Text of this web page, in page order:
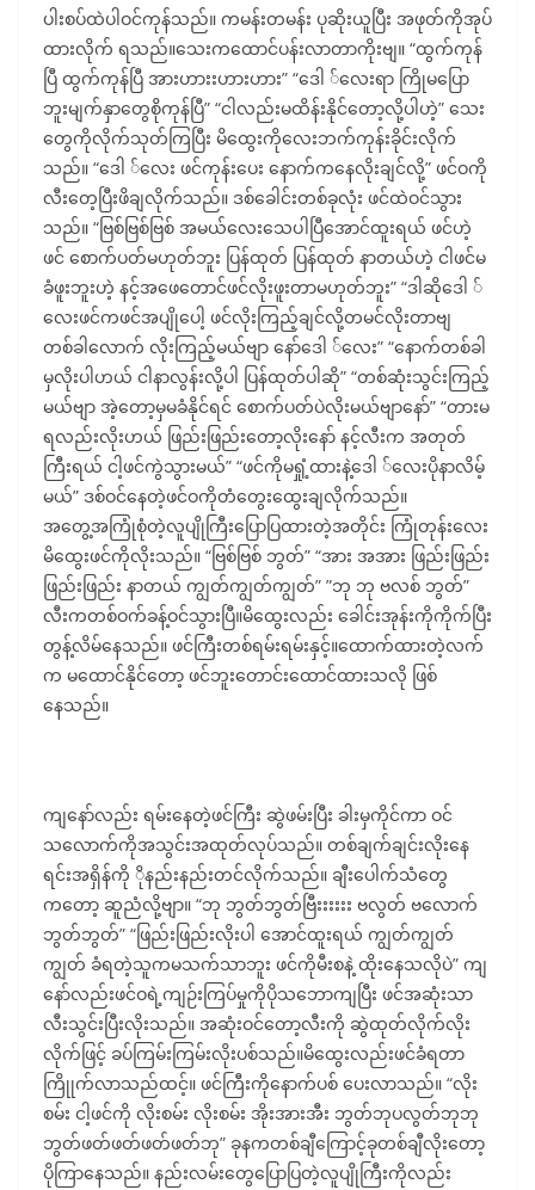
ပါးစပ်ထဲပါဝင်ကုန်သည်။ ကမန်းတမန်း ပုဆိုးယူပြီး အဖုတ်ကိုအုပ်
ထားလိုက် ရသည်။သေးကထောင်ပန်းလာတာကိုးဗျ။ “ထွက်ကုန်
ပြီ ထွက်ကုန်ပြီ အားဟားးဟားဟား” “ဒေါ ်လေးရာ ကြိုမပြော
ဘူးမျက်နှာတွေစိုကုန်ပြီ” “ငါလည်းမထိန်းနိုင်တော့လို့ပါဟဲ့” သေး
တွေကိုလိုက်သုတ်ကြပြီး မိထွေးကိုလေးဘက်ကုန်းခိုင်းလိုက်
သည်။ “ဒေါ ်လေး ဖင်ကုန်းပေး နောက်ကနေလိုးချင်လို့” ဖင်ဝကို
လီးတေ့ပြီးဖိချလိုက်သည်။ ဒစ်ခေါင်းတစ်ခုလုံး ဖင်ထဲဝင်သွား
သည်။ “ဗြစ်ဗြစ်ဗြစ် အမယ်လေးသေပါပြီအောင်ထူးရယ် ဖင်ဟဲ့
ဖင် စောက်ပတ်မဟုတ်ဘူး ပြန်ထုတ် ပြန်ထုတ် နာတယ်ဟဲ့ ငါဖင်မ
ခံဖူးဘူးဟဲ့ နင့်အဖေတောင်ဖင်လိုးဖူးတာမဟုတ်ဘူး” “ဒါဆိုဒေါ ်
လေးဖင်ကဖင်အပျိုပေါ့ ဖင်လိုးကြည့်ချင်လို့တမင်လိုးတာဗျ
တစ်ခါလောက် လိုးကြည့်မယ်ဗျာ နော်ဒေါ ်လေး” “နောက်တစ်ခါ
မှလိုးပါဟယ် ငါနာလွန်းလို့ပါ ပြန်ထုတ်ပါဆို” “တစ်ဆုံးသွင်းကြည့်
မယ်ဗျာ အဲ့တော့မှမခံနိုင်ရင် စောက်ပတ်ပဲလိုးမယ်ဗျာနော်” “တားမ
ရလည်းလိုးဟယ် ဖြည်းဖြည်းတော့လိုးနော် နင့်လီးက အတုတ်
ကြီးရယ် ငါ့ဖင်ကွဲသွားမယ်” “ဖင်ကိုမရှုံ့ထားနဲ့ဒေါ ်လေးပိုနာလိမ့်
မယ်” ဒစ်ဝင်နေတဲ့ဖင်ဝကိုတံတွေးထွေးချလိုက်သည်။
အတွေ့အကြုံစုံတဲ့လူပျိုကြီးပြောပြထားတဲ့အတိုင်း ကြုံတုန်းလေး
မိထွေးဖင်ကိုလိုးသည်။ “ဗြစ်ဗြစ် ဘွတ်” “အား အအား ဖြည်းဖြည်း
ဖြည်းဖြည်း နာတယ် ကျွတ်ကျွတ်ကျွတ်” ”ဘု ဘု ဗလစ် ဘွတ်”
လီးကတစ်ဝက်ခန့်ဝင်သွားပြီ။မိထွေးလည်း ခေါင်းအုန်းကိုကိုက်ပြီး
တွန့်လိမ်နေသည်။ ဖင်ကြီးတစ်ရမ်းရမ်းနှင့်။ထောက်ထားတဲ့လက်
က မထောင်နိုင်တော့ ဖင်ဘူးတောင်းထောင်ထားသလို ဖြစ်
နေသည်။
ကျနော်လည်း ရမ်းနေတဲ့ဖင်ကြီး ဆွဲဖမ်းပြီး ခါးမှကိုင်ကာ ဝင်
သလောက်ကိုအသွင်းအထုတ်လုပ်သည်။ တစ်ချက်ချင်းလိုးနေ
ရင်းအရှိန်ကို ိုနည်းနည်းတင်လိုက်သည်။ ချီးပေါက်သံတွေ
ကတော့ ဆူညံလို့ဗျာ။ “ဘု ဘွတ်ဘွတ်ဗြီးးးးးး ဗလွတ် ဗလောက်
ဘွတ်ဘွတ်” “ဖြည်းဖြည်းလိုးပါ အောင်ထူးရယ် ကျွတ်ကျွတ်
ကျွတ် ခံရတဲ့သူကမသက်သာဘူး ဖင်ကိုမီးစနဲ့ ထိုးနေသလိုပဲ” ကျ
နော်လည်းဖင်ဝရဲ့ကျဉ်းကြပ်မှုကိုပိုသဘောကျပြီး ဖင်အဆုံးသာ
လီးသွင်းပြီးလိုးသည်။ အဆုံးဝင်တော့လီးကို ဆွဲထုတ်လိုက်လိုး
လိုက်ဖြင့် ခပ်ကြမ်းကြမ်းလိုးပစ်သည်။မိထွေးလည်းဖင်ခံရတာ
ကြိုုက်လာသည်ထင့်။ ဖင်ကြီးကိုနောက်ပစ် ပေးလာသည်။ “လိုး
စမ်း ငါ့ဖင်ကို လိုးစမ်း လိုးစမ်း အိုးအားအီး ဘွတ်ဘုပလွတ်ဘုဘု
ဘွတ်ဖတ်ဖတ်ဖတ်ဖတ်ဘု” ခုနကတစ်ချီကြောင့်ခုတစ်ချီလိုးတော့
ပိုကြာနေသည်။ နည်းလမ်းတွေပြောပြတဲ့လူပျိုကြီးကိုလည်း